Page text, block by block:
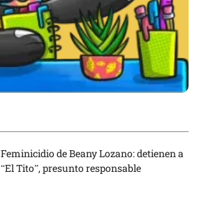
Feminicidio de Beany Lozano: detienen a
“El Tito”, presunto responsable